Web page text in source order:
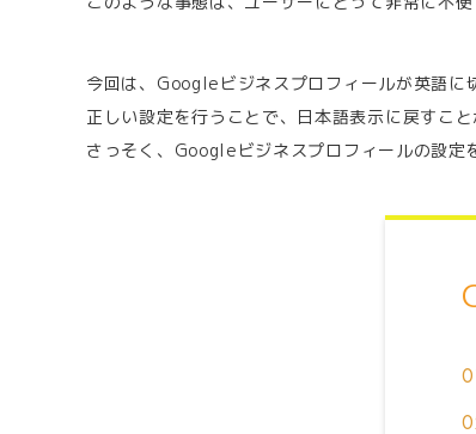
今回は、Googleビジネスプロフィールが英語に
正しい設定を行うことで、日本語表示に戻すこ
さっそく、Googleビジネスプロフィールの設定